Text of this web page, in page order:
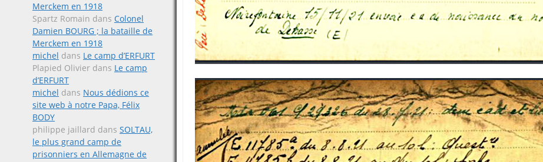
Merckem en 1918
Spartz Romain dans Colonel
Damien BOURG ; la bataille de
Merckem en 1918
michel dans Le camp d’ERFURT
Plapied Olivier dans Le camp
d’ERFURT
michel dans Nous dédions ce
site web à notre Papa, Félix
BODY
philippe jaillard dans SOLTAU,
le plus grand camp de
prisonniers en Allemagne de